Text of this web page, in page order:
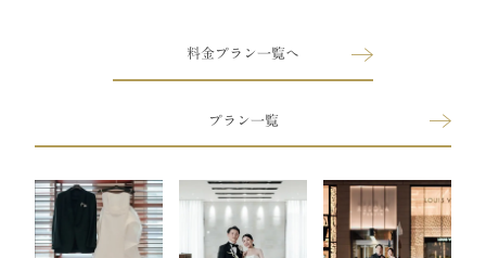
料金プラン一覧へ
プラン一覧